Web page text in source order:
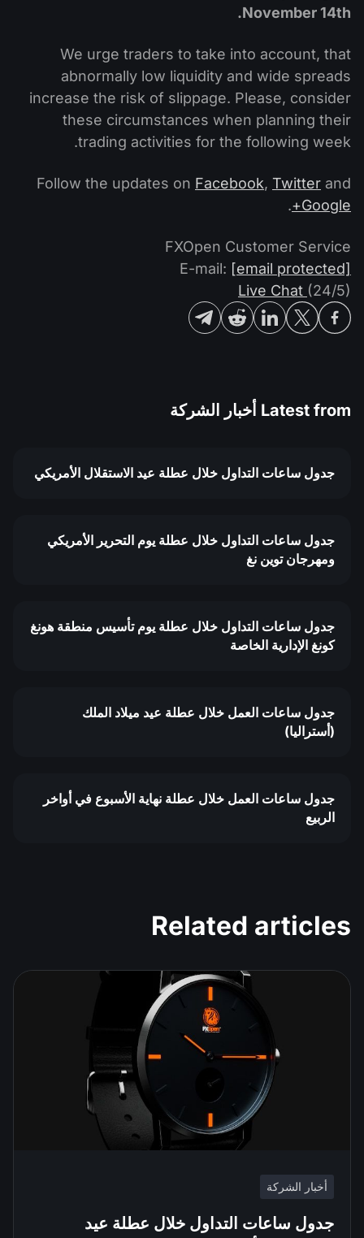
November 14th
.
We urge traders to take into account, that
abnormally low liquidity and wide spreads
increase the risk of slippage. Please, consider
these circumstances when planning their
trading activities for the following week.
Follow the updates on Facebook, Twitter and
Google+
.
FXOpen Customer Service
E-mail: [email protected]
Live Chat (24/5)
Latest from أخبار الشركة
جدول ساعات التداول خلال عطلة عيد الاستقلال الأمريكي
جدول ساعات التداول خلال عطلة يوم التحرير الأمريكي
ومهرجان توين نغ
جدول ساعات التداول خلال عطلة يوم تأسيس منطقة هونغ
كونغ الإدارية الخاصة
جدول ساعات العمل خلال عطلة عيد ميلاد الملك
(أستراليا)
جدول ساعات العمل خلال عطلة نهاية الأسبوع في أواخر
الربيع
Related articles
أخبار الشركة
جدول ساعات التداول خلال عطلة عيد